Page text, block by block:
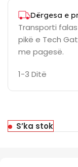
Dërgesa e
Transporti
pikë e Tech
me pagesë.
1-3 Ditë
S’ka stok